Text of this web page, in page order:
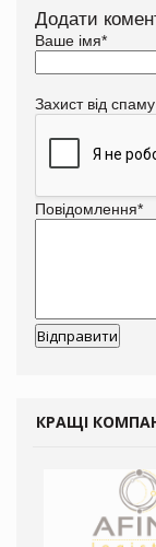
Додати
Ваше імя*
Захист від спаму
Повідомлення*
КРАЩІ